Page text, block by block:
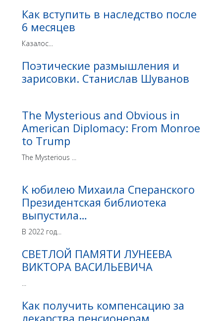
Как вступить в наследство после
6 месяцев
Казалос...
Поэтические размышления и
зарисовки. Станислав Шуванов
The Mysterious and Obvious in
American Diplomacy: From Monroe
to Trump
The Mysterious ...
К юбилею Михаила Сперанского
Президентская библиотека
выпустила…
В 2022 год...
СВЕТЛОЙ ПАМЯТИ ЛУНЕЕВА
ВИКТОРА ВАСИЛЬЕВИЧА
...
Как получить компенсацию за